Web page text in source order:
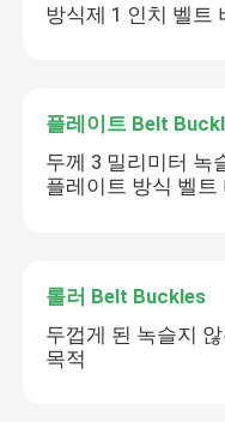
방식제 1 인치 벨트
플레이트 Belt
두께 3 밀리미터 녹
플레이트 방식 벨트
롤러 Belt Buckles
두껍게 된 녹슬지
목적